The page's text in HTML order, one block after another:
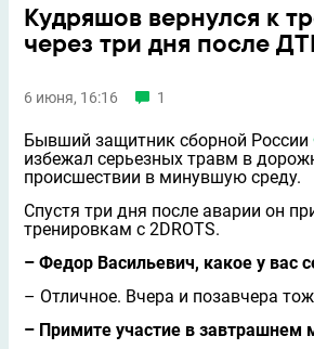
Кудряшов вернулся к
через три дня после
6 июня, 16:16 1
Бывший защитник сборной России
избежал серьезных травм в
происшествии в минувшую среду.
Спустя три дня после аварии он
тренировкам с 2DROTS.
– Федор Васильевич, какое у вас
– Отличное. Вчера и позавчера
– Примите участие в завтрашнем